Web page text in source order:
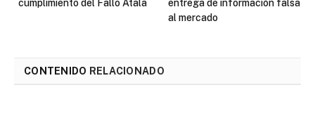
cumplimiento del Fallo Atala
entrega de información falsa
al mercado
CONTENIDO RELACIONADO